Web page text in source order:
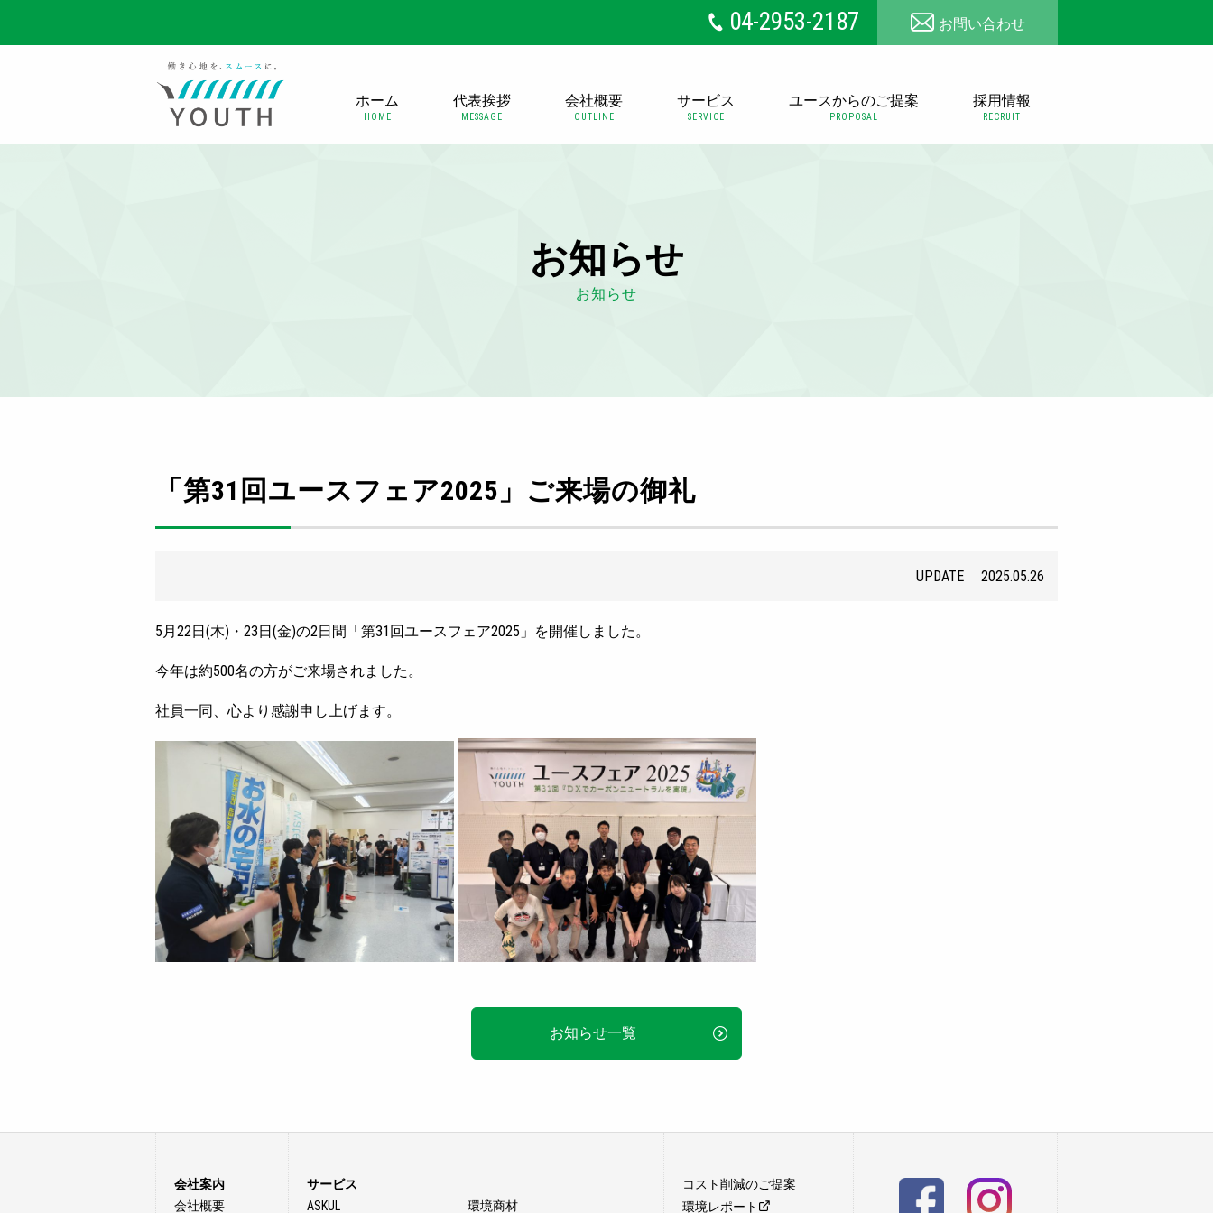
ホーム
HOME
代表挨拶
MESSAGE
会社概要
OUTLINE
サービス
SERVICE
ユースからのご提案
PROPOSAL
採用情報
RECRUIT
04-2953-2187 お問い合わせ
お知らせ
お知らせ
「第31回ユースフェア2025」ご来場の御礼
UPDATE 2025.05.26
5月22日(木)・23日(金)の2日間「第31回ユースフェア2025」を開催しました。
今年は約500名の方がご来場されました。
社員一同、心より感謝申し上げます。
お知らせ一覧
会社案内
会社概要
サービス
ASKUL
環境商材
コスト削減のご提案
環境レポート